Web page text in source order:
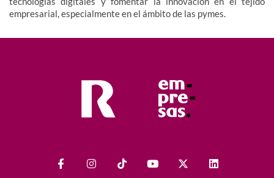
empresarial, especialmente en el ámbito de las pymes.